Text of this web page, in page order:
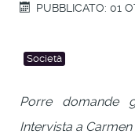
PUBBLICATO: 01
Società
Porre domande
Intervista a Carmen